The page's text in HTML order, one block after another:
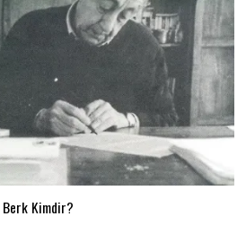
Berk Kimdir?